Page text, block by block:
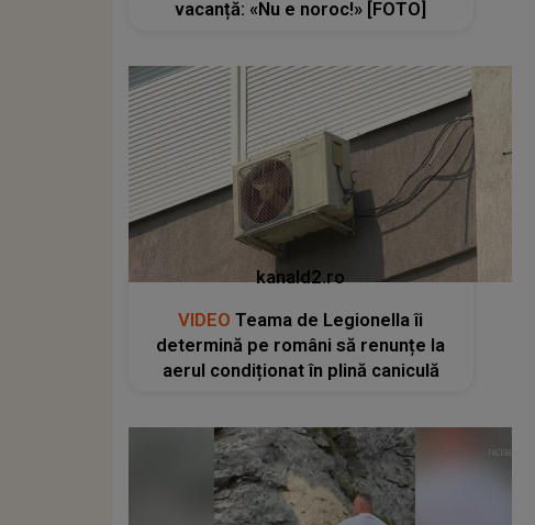
vacanță: «Nu e noroc!» [FOTO]
kanald2.ro
VIDEO Teama de Legionella îi
determină pe români să renunțe la
aerul condiționat în plină caniculă